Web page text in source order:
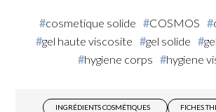
cosmetique solide COSMOS
gel haute viscosite
gel solide
hygiene corps
hygiene
INGRÉDIENTS COSMÉTIQUES FICHES